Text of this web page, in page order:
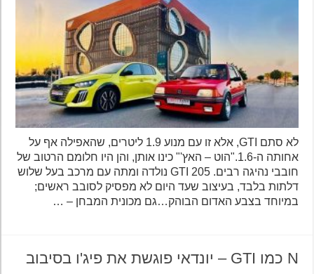
לא סתם GTI, אלא זו עם מנוע 1.9 ליטרים, שהאפילה אף על
אחותה ה-1.6."הוט – האץ'" כינו אותן, והן היו חלומם הרטוב של
חובבי נהיגה רבים. 205 GTI נולדה ומתה עם מרכב בעל שלוש
דלתות בלבד, בעיצוב שעד היום לא מפסיק לסובב ראשים;
במיוחד בצבע האדום הבוהק…גם מכונית המבחן – …